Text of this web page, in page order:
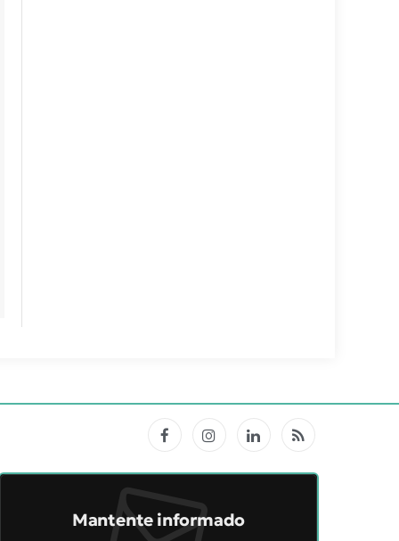
FacebookInstagramLinkedInRSS
Mantente informado